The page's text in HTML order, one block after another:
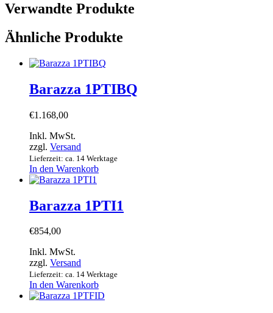
Verwandte Produkte
Ähnliche Produkte
Barazza 1PTIBQ
€1.168,00
Inkl. MwSt.
zzgl. Versand
Lieferzeit: ca. 14 Werktage
In den Warenkorb
Barazza 1PTI1
€854,00
Inkl. MwSt.
zzgl. Versand
Lieferzeit: ca. 14 Werktage
In den Warenkorb